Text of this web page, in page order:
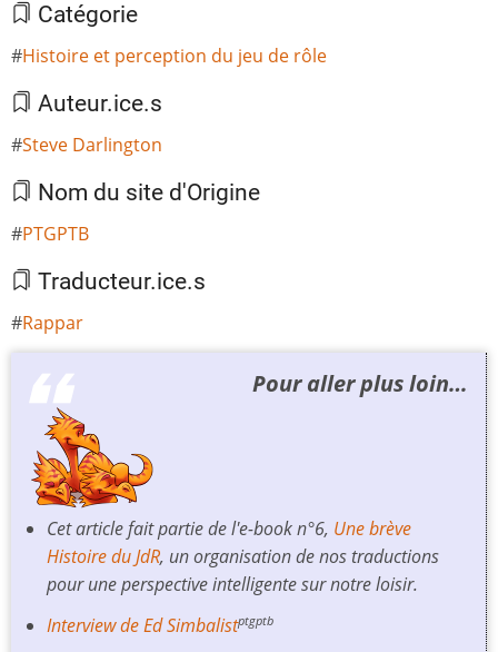
Catégorie
Histoire et perception du jeu de rôle
Auteur.ice.s
Steve Darlington
Nom du site d'Origine
PTGPTB
Traducteur.ice.s
Rappar
Pour aller plus loin…
Cet article fait partie de l'e-book n°6, Une brève
Histoire du JdR, un organisation de nos traductions
pour une perspective intelligente sur notre loisir.
Interview de Ed Simbalistptgptb